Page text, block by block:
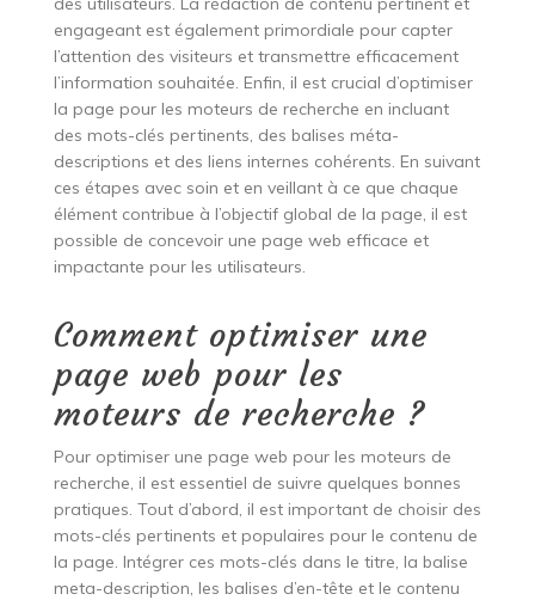
engageant est également primordiale pour capter
l’attention des visiteurs et transmettre efficacement
l’information souhaitée. Enfin, il est crucial d’optimiser
la page pour les moteurs de recherche en incluant
des mots-clés pertinents, des balises méta-
descriptions et des liens internes cohérents. En suivant
ces étapes avec soin et en veillant à ce que chaque
élément contribue à l’objectif global de la page, il est
possible de concevoir une page web efficace et
impactante pour les utilisateurs.
Comment optimiser une
page web pour les
moteurs de recherche ?
Pour optimiser une page web pour les moteurs de
recherche, il est essentiel de suivre quelques bonnes
pratiques. Tout d’abord, il est important de choisir des
mots-clés pertinents et populaires pour le contenu de
la page. Intégrer ces mots-clés dans le titre, la balise
meta-description, les balises d’en-tête et le contenu